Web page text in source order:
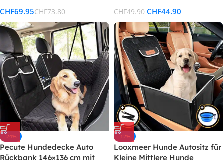
Ladekantenschutz – Passend
für mittelgrosse kleine Auto
LKW SUV
CHF69.95CHF73.80 CHF49.90 CHF44.90
-24%
Pecute Hundedecke Auto
Rückbank 146×136 cm mit
-12%
Looxmeer Hunde Autositz für
Kleine Mittlere Hunde